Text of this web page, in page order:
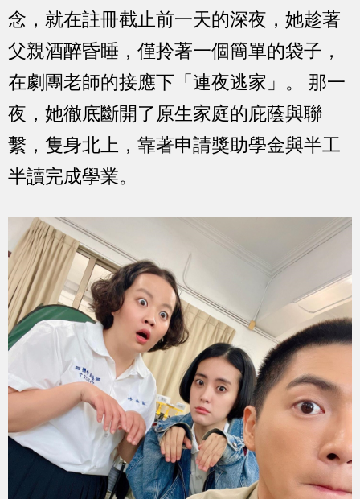
念，就在註冊截止前一天的深夜，她趁著
父親酒醉昏睡，僅拎著一個簡單的袋子，
在劇團老師的接應下「連夜逃家」。 那一
夜，她徹底斷開了原生家庭的庇蔭與聯
繫，隻身北上，靠著申請獎助學金與半工
半讀完成學業。